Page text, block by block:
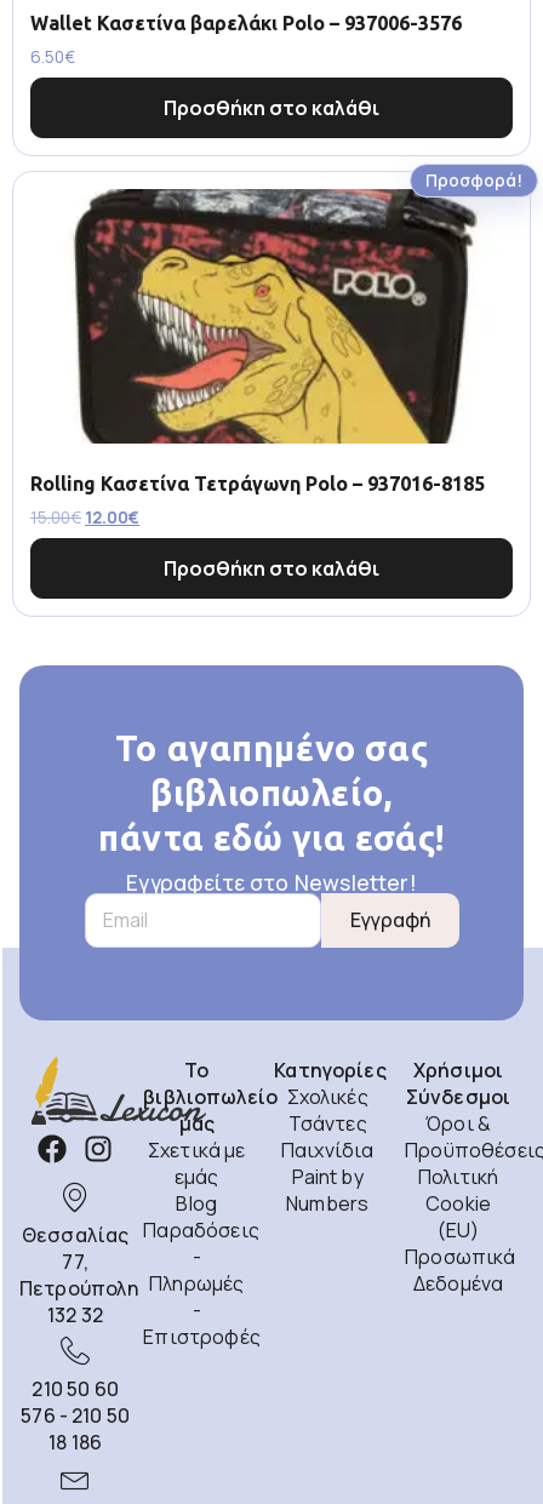
Wallet Κασετίνα βαρελάκι Polo – 937006-3576
6.50€
Προσθήκη στο καλάθι
Προσφορά!
Rolling Κασετίνα Τετράγωνη Polo – 937016-8185
15.00€ 12.00€
Προσθήκη στο καλάθι
Το αγαπημένο σας
βιβλιοπωλείο,
πάντα εδώ για εσάς!
Εγγραφείτε στο Newsletter!
Εγγραφή
Θεσσαλίας
77,
Πετρούπολη
132 32
210 50 60
576 - 210 50
18 186
Το
βιβλιοπωλείο
μας
Σχετικά με
εμάς
Blog
Παραδόσεις
-
Πληρωμές
-
Επιστροφές
Κατηγορίες
Σχολικές
Τσάντες
Παιχνίδια
Paint by
Numbers
Χρήσιμοι
Σύνδεσμοι
Όροι &
Πολιτική
Cookie
(EU)
Προσωπικά
Δεδομένα